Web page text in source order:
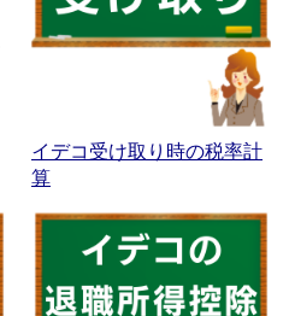
イデコ受け取り時の税率計
算